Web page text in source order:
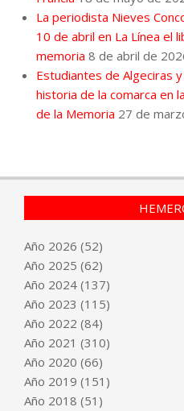
La periodista Nieves
10 de abril en La Línea el
memoria 8 de abril de
Estudiantes de Algeciras
historia de la comarca en
de la Memoria 27 de
Año 2026 (52)
Año 2025 (62)
Año 2024 (137)
Año 2023 (115)
Año 2022 (84)
Año 2021 (310)
Año 2020 (66)
Año 2019 (151)
Año 2018 (51)